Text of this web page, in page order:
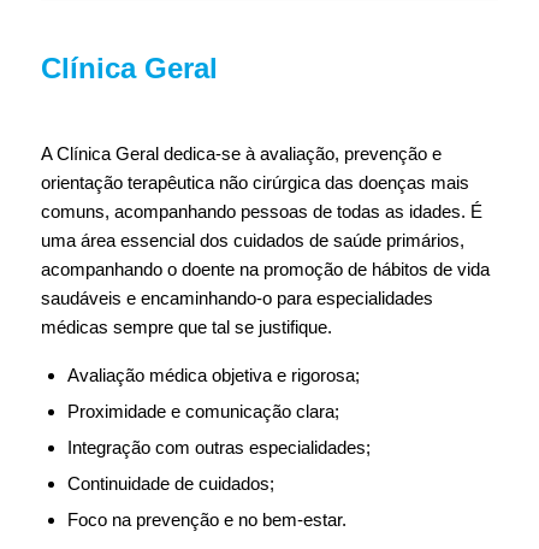
Clínica Geral
A Clínica Geral dedica-se à avaliação, prevenção e
orientação terapêutica não cirúrgica das doenças mais
comuns, acompanhando pessoas de todas as idades. É
uma área essencial dos cuidados de saúde primários,
acompanhando o doente na promoção de hábitos de vida
saudáveis e encaminhando-o para especialidades
médicas sempre que tal se justifique.
Avaliação médica objetiva e rigorosa;
Proximidade e comunicação clara;
Integração com outras especialidades;
Continuidade de cuidados;
Foco na prevenção e no bem-estar.